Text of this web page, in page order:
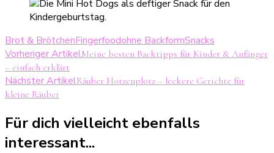
Brot & BrötchenFingerfoodohne BackformSnacks
Beitragsnavigation
Vorheriger ArtikelMeine besten Backtipps für Kinder & Anfänger
– einfach erklärt
Nächster ArtikelRäuber Hotzenplotz – leckere Gerichte für
kleine Räuber
Für dich vielleicht ebenfalls
interessant...